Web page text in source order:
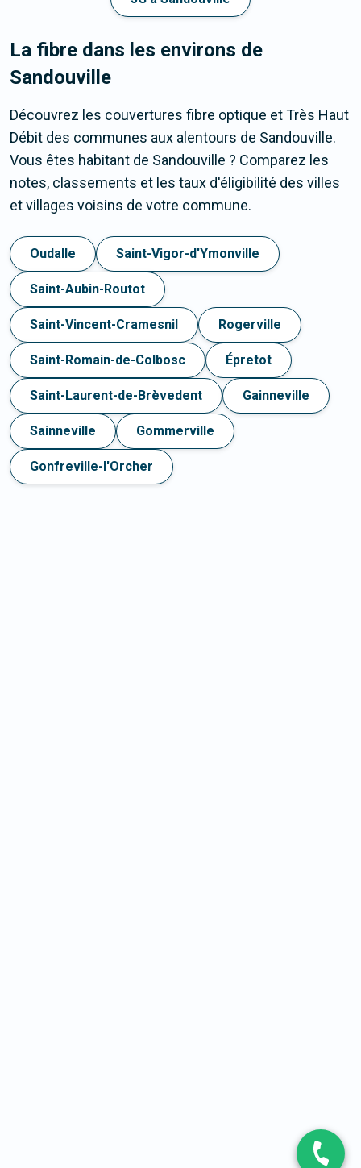
La fibre dans les environs de
Sandouville
Découvrez les couvertures fibre optique et Très Haut
Débit des communes aux alentours de Sandouville.
Vous êtes habitant de Sandouville ? Comparez les
notes, classements et les taux d'éligibilité des villes
et villages voisins de votre commune.
Oudalle Saint-Vigor-d'Ymonville
Saint-Aubin-Routot
Saint-Vincent-Cramesnil Rogerville
Saint-Romain-de-Colbosc Épretot
Saint-Laurent-de-Brèvedent Gainneville
Sainneville Gommerville
Gonfreville-l'Orcher